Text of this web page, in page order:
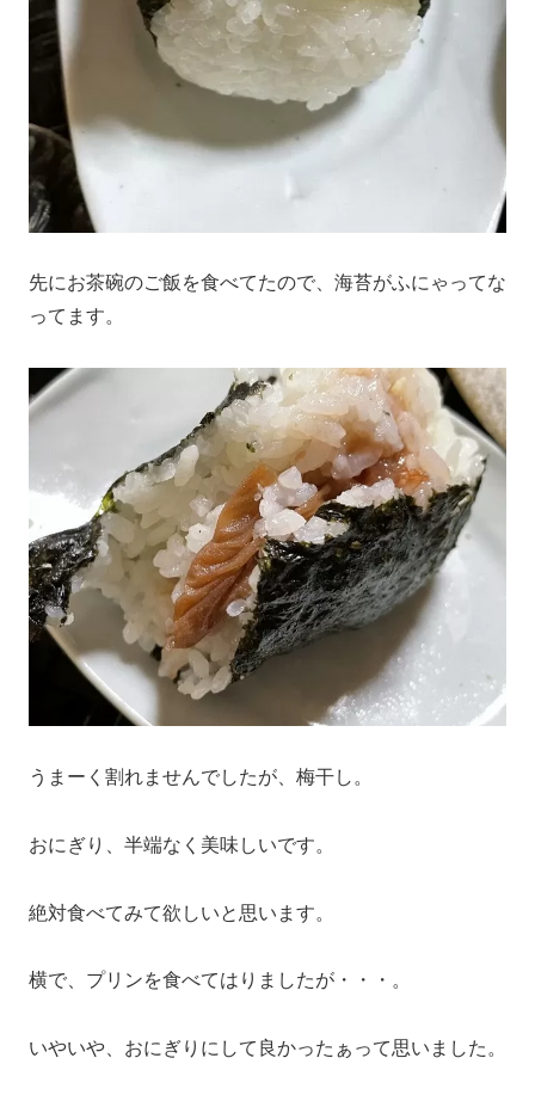
先にお茶碗のご飯を食べてたので、海苔がふにゃってな
ってます。
うまーく割れませんでしたが、梅干し。
おにぎり、半端なく美味しいです。
絶対食べてみて欲しいと思います。
横で、プリンを食べてはりましたが・・・。
いやいや、おにぎりにして良かったぁって思いました。